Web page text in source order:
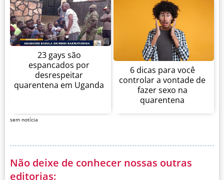
23 gays são
espancados por
desrespeitar
quarentena em Uganda
6 dicas para você
controlar a vontade de
fazer sexo na
quarentena
sem notícia
Não deixe de conhecer nossas outras
editorias: